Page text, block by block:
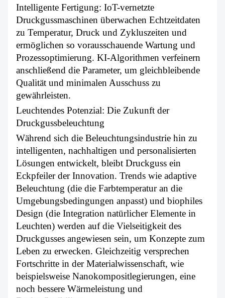
Intelligente Fertigung: IoT-vernetzte
Druckgussmaschinen überwachen Echtzeitdaten
zu Temperatur, Druck und Zykluszeiten und
ermöglichen so vorausschauende Wartung und
Prozessoptimierung. KI-Algorithmen verfeinern
anschließend die Parameter, um gleichbleibende
Qualität und minimalen Ausschuss zu
gewährleisten.
Leuchtendes Potenzial: Die Zukunft der
Druckgussbeleuchtung
Während sich die Beleuchtungsindustrie hin zu
intelligenten, nachhaltigen und personalisierten
Lösungen entwickelt, bleibt Druckguss ein
Eckpfeiler der Innovation. Trends wie adaptive
Beleuchtung (die die Farbtemperatur an die
Umgebungsbedingungen anpasst) und biophiles
Design (die Integration natürlicher Elemente in
Leuchten) werden auf die Vielseitigkeit des
Druckgusses angewiesen sein, um Konzepte zum
Leben zu erwecken. Gleichzeitig versprechen
Fortschritte in der Materialwissenschaft, wie
beispielsweise Nanokompositlegierungen, eine
noch bessere Wärmeleistung und